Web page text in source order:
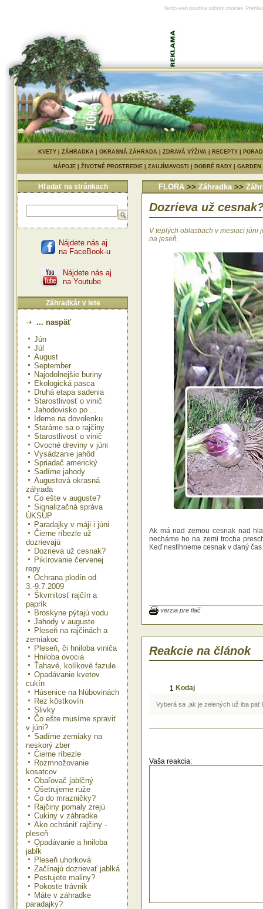
Tento web používa súbory cookies.
KVETY| ZÁHRADKA| OKRASNÁ ZÁHRADA| ZDRAVÁ VÝŽIVA| RECEPTY|
NÁPOJE ŽIVOTNÉ PROSTREDIE ZAUJÍMAVOSTI DOBRÉ RADY
Hľadať na stránkach
Nájdete nás aj
na FaceBook-u
Nájdete nás aj
na Youtube
Záhradkár v lete
... naspäť
Jún
Júl
August
September
Najodolnejšie buriny
Ekologická pasca
Druhá etapa sadenia
Starostlivosť o vinič
Jahodovisko po ...
Ideme na dovolenku
Staráme sa o rajčiny
Starostlivosť o vinič
Ovocné dreviny v júni
Vysádzanie jahôd
Spriadač americký
Sadíme jahody
Augustová okrasná
záhrada
Čo ešte v auguste?
Signalizačná správa
ÚKSÚP
Paradajky v máji i júni
Čierne ríbezle už
dozrievajú
Dozrieva už cesnak?
Pikírovanie červenej
repy
Ochrana plodín od
3.-9.7.2009
Škvrnitosť rajčín a
paprík
Broskyne pýtajú vodu
Jahody v auguste
Pleseň na rajčinách a
zemiakoc
Pleseň, či hniloba viniča
Hniloba ovocia
Ťahavé, kolíkové fazule
Opadávanie kvetov
cukín
Húsenice na hlúbovinách
Rez kôstkovín
Slivky
Čo ešte musíme spraviť
v júni?
Sadíme zemiaky na
neskorý zber
Čierne ríbezle
Rozmnožovanie
kosatcov
Obaľovač jablčný
Ošetrujeme ruže
Čo do mrazničky?
Rajčiny pomaly zrejú
Cukiny v záhradke
Ako ochrániť rajčiny -
pleseň
Opadávanie a hniloba
jabĺk
Pleseň uhorková
Začínajú dozrievať jablká
Pestujete maliny?
Pokoste trávnik
Máte v záhradke
paradajky?
FLORA >> Záhradka >>
Dozrieva už
V teplých oblastiach v mesiaci júni
na jeseň.
Ak má nad zemou cesnak nad
necháme ho na zemi trocha
Keď nestihneme cesnak v daný
verzia pre tlač
Reakcie na článok
1 Kodaj
Vyberá sa ,ak je zelených už iba päť
Vaša reakcia: